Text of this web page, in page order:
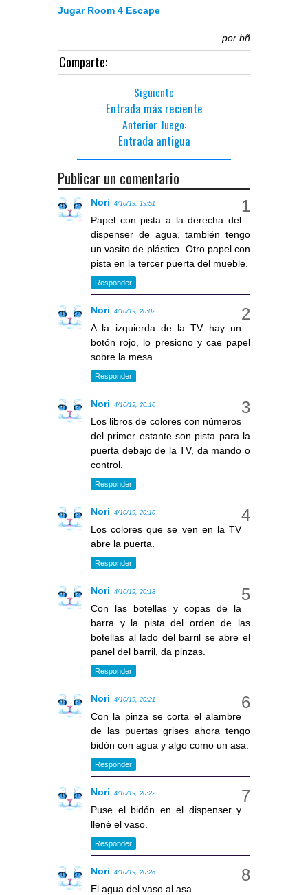
Jugar Room 4 Escape
por bñ
Comparte:
Siguiente
Entrada más reciente
Anterior Juego:
Entrada antigua
Publicar un comentario
Nori 4/10/19, 19:51
Papel con pista a la derecha del
dispenser de agua, también tengo
un vasito de plástico. Otro papel con
pista en la tercer puerta del mueble.
Responder
Nori 4/10/19, 20:02
A la izquierda de la TV hay un
botón rojo, lo presiono y cae papel
sobre la mesa.
Responder
Nori 4/10/19, 20:10
Los libros de colores con números
del primer estante son pista para la
puerta debajo de la TV, da mando o
control.
Responder
Nori 4/10/19, 20:10
Los colores que se ven en la TV
abre la puerta.
Responder
Nori 4/10/19, 20:18
Con las botellas y copas de la
barra y la pista del orden de las
botellas al lado del barril se abre el
panel del barril, da pinzas.
Responder
Nori 4/10/19, 20:21
Con la pinza se corta el alambre
de las puertas grises ahora tengo
bidón con agua y algo como un asa.
Responder
Nori 4/10/19, 20:22
Puse el bidón en el dispenser y
llené el vaso.
Responder
Nori 4/10/19, 20:26
El agua del vaso al asa.